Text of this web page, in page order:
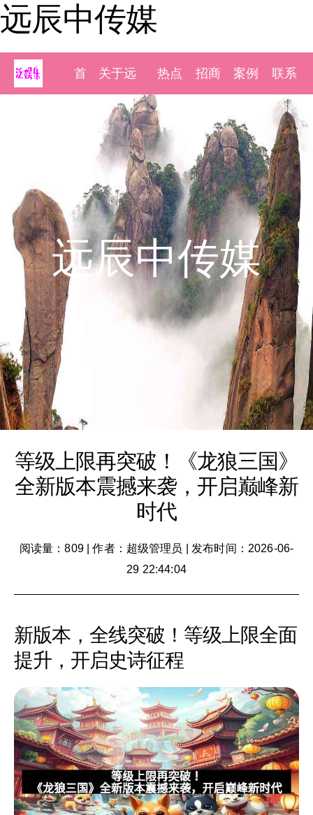
远辰中传媒
首
关于远
辰中传
媒
热点
招商
案例
联系
我们
远辰中传媒
等级上限再突破！《龙狼三国》
全新版本震撼来袭，开启巅峰新
时代
阅读量：809|作者：超级管理员
发布时间：2026-06-
29 22:44:04
新版本，全线突破！等级上限全面
提升，开启史诗征程